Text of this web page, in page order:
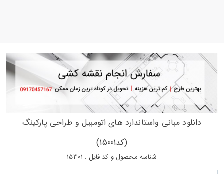
دانلود مبانی واستاندارد های اتومبیل و طراحی پارکینگ
(کد15001)
شناسه محصول و کد فایل : 15301